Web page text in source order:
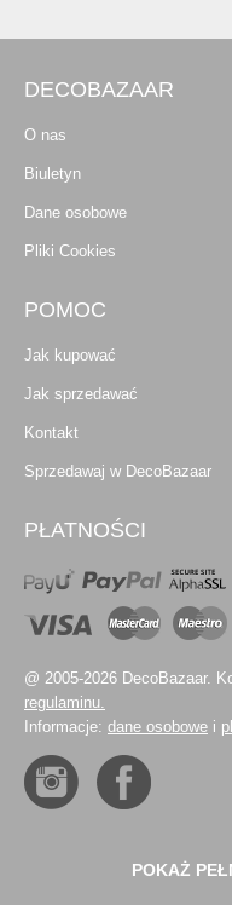
DECOBAZAAR
O nas
Biuletyn
Dane osobowe
Pliki Cookies
POMOC
Jak kupować
Jak sprzedawać
Kontakt
Sprzedawaj w DecoBazaar
PŁATNOŚCI
@ 2005-2026 DecoBazaar.
regulaminu.
Informacje: dane osobowe i
POKAŻ